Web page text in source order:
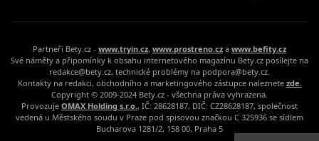
Partneři Bety.cz - www.tryin.cz, www.prostreno.cz a www.befity.cz
Své náměty a připomínky k obsahu internetového magazínu Bety.cz posílejte na
redakce@bety.cz, technické problémy na podpora@bety.cz.
Kontakty na redakci, obchodního a marketingového zástupce naleznete zde.
Copyright © 2009-2024 Bety.cz - všechna práva vyhrazena.
Provozuje OMAX Holding s.r.o., IČ: 28628187, DIČ: CZ28628187, společnost
vedená u Městského soudu v Praze pod spisovou značkou C 325936 se sídlem
Bucharova 1281/2, 158 00, Praha 5